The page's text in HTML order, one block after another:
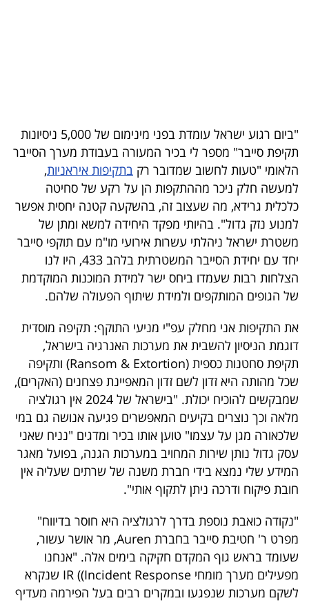
5
המילון
הכלכלי
פודקאסט
40
UNDER
40
שיתופי
פעולה
דרושים
ניוזלטרים
מייל
אדום
פרסמו
"ביום רגוע ישראל עומדת בפני מינימום של 5,000 ניסיונות
תקיפת סייבר" מספר לי בכיר המעורה בעבודת מערך הסייבר
הלאומי "טעות לחשוב שמדובר רק בתקיפות איראניות,
למעשה חלק ניכר מההתקפות הן על רקע של סחיטה
כלכלית גרידא, מה שעצוב זה, בהשקעה קטנה יחסית אפשר
למנוע נזק גדול". בהיותי מפקד היחידה למשא ומתן של
משטרת ישראל ניהלתי עשרות אירועי מו"מ עם תוקפי סייבר
יחד עם יחידת הסייבר המשטרתית בלהב 433, היו לנו
הצלחות רבות שעמדו ביחס ישר למידת המוכנות המוקדמת
של הגופים המותקפים ולמידת שיתוף הפעולה שלהם.
את התקיפות אני מחלק עפ"י מניעי התוקף: תקיפה מוסדית
דוגמת הניסיון להשבית את מערכות האנרגיה בישראל,
תקיפת סחטנות כספית (Ransom & Extortion) ותקיפה
שכל מהותה היא זדון לשם זדון המאפיינת פצחנים (האקרים),
שמבקשים להוכיח יכולת. "בישראל של 2024 אין רגולציה
מלאה וכך נוצרים בקיעים המאפשרים פגיעה אנושה גם במי
שלכאורה מגן על עצמו" טוען אותו בכיר ומדגים "נניח שאני
עסק גדול נותן שירות המחויב במערכות הגנה, בפועל מאגר
המידע שלי נמצא בידי חברת משנה של שרתים שעליה אין
חובת פיקוח ודרכה ניתן לתקוף אותי".
"נקודה כואבת נוספת בדרך לרגולציה היא חוסר בדיווח"
מפרט ר' חטיבת סייבר בחברת Auren, מר אושר עשור,
שעומד בראש גוף המקדם חקיקה בימים אלה. "אנחנו
מפעילים מערך מומחי IR ((Incident Response שנקרא
לשקם מערכות שנפגעו ובמקרים רבים בעל הפירמה מעדיף